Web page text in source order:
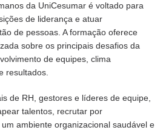
da UniCesumar é voltado para
de liderança e atuar
de pessoas. A formação oferece
sobre os principais desafios da
de equipes, clima
resultados.
de RH, gestores e líderes de equipe,
talentos, recrutar por
ambiente organizacional saudável e